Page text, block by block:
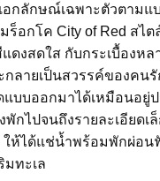
อกลักษณ์เฉพาะตัวตามแ
ร็อกโค City of Red สไ
ดงสดใส กับกระเบื้องห
กลายเป็นสวรรค์ของคน
บบออกมาได้เหมือนอยู่
พักไปจนถึงรายละเอียดเ
ให้ได้แช่น้ำพร้อมพักผ่อน
มทะเล